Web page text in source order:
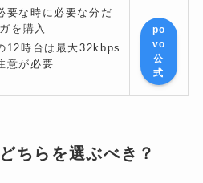
要な時に必要な分だ
を購入
12時台は最大32kbps
意が必要
po
vo
公
式
ちらを選ぶべき？